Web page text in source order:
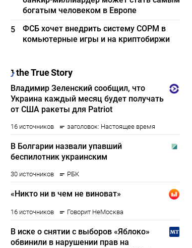
богатым человеком в Европе
5
ФСБ хочет внедрить систему СОРМ в
комьютерные игры и на криптобиржи